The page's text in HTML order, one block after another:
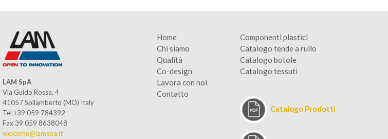
LAM SpA
Via Guido Rossa, 4
41057 Spilamberto (MO) Italy
Tel +39 059 784392
Fax 39 059 8638048
welcome@lamspa.it
Home
Chi siamo
Qualità
Co-design
Lavora con noi
Contatto
Componenti plastici
Catalogo tende a rullo
Catalogo botole
Catalogo tessuti
Catalogo Prodotti